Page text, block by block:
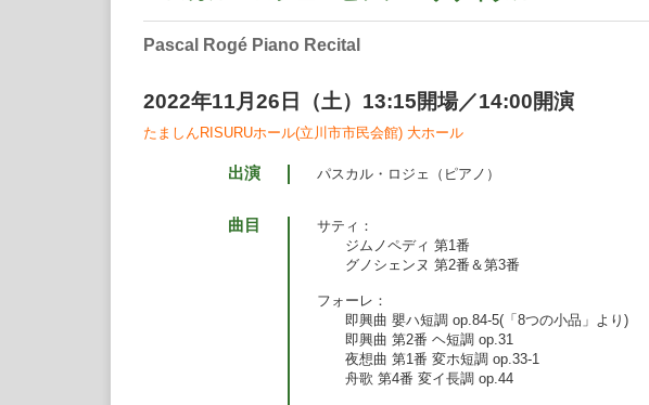
Pascal Rogé Piano Recital
2022年11月26日（土）13:15開場／14:00開演
たましんRISURUホール(立川市市民会館) 大ホール
出演 パスカル・ロジェ（ピアノ）
曲目
サティ：
ジムノペディ 第1番
グノシェンヌ 第2番＆第3番
フォーレ：
即興曲 嬰ハ短調 op.84-5(「8つの小品」より)
即興曲 第2番 ヘ短調 op.31
夜想曲 第1番 変ホ短調 op.33-1
舟歌 第4番 変イ長調 op.44